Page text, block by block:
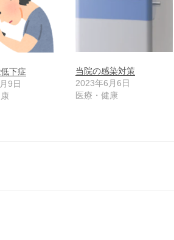
下症
9日
当院の感染対策
2023年6月6日
医療・健康